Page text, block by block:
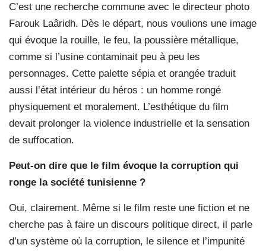
C’est une recherche commune avec le directeur photo
Farouk Laâridh. Dès le départ, nous voulions une image
qui évoque la rouille, le feu, la poussière métallique,
comme si l’usine contaminait peu à peu les
personnages. Cette palette sépia et orangée traduit
aussi l’état intérieur du héros : un homme rongé
physiquement et moralement. L’esthétique du film
devait prolonger la violence industrielle et la sensation
de suffocation.
Peut-on dire que le film évoque la corruption qui
ronge la société tunisienne ?
Oui, clairement. Même si le film reste une fiction et ne
cherche pas à faire un discours politique direct, il parle
d’un système où la corruption, le silence et l’impunité